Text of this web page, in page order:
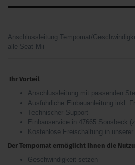
Anschlussleitung Tempomat/
alle Seat Mii
Ihr Vorteil
Anschlussleitung mit passenden
Ausführliche Einbauanleitung inkl.
Technischer Support
Einbauservice in 47665 Sonsbeck
Kostenlose Freischaltung in
Der Tempomat ermöglicht Ihnen die
Geschwindigkeit setzen